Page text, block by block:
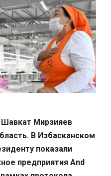
Шавкат Мирзияев
В Избасканском
показали
предприятия And